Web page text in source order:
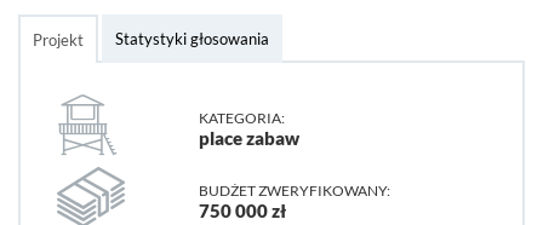
Projekt Statystyki głosowania
KATEGORIA:
place zabaw
BUDŻET ZWERYFIKOWANY:
750 000 zł